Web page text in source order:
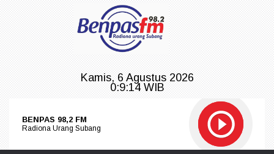
Kamis, 6 Agustus 2026
0:9:14 WIB
BENPAS 98,2 FM
Radiona Urang Subang